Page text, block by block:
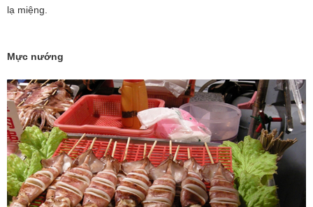
lạ miệng.
Mực nướng